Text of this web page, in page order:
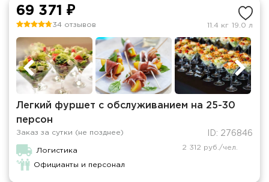
69 371 ₽
34 отзывов 11.4 кг 19.0 л
Легкий фуршет с обслуживанием на 25-30
персон
Заказ за сутки (не позднее) ID: 276846
Логистика
Официанты и персонал
2 312 руб./чел.